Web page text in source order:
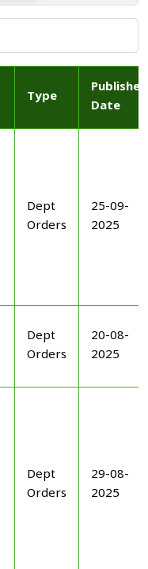
Type
Published
Date
Dept
Orders
25-09-
2025
Dept
Orders
20-08-
2025
Dept
Orders
29-08-
2025